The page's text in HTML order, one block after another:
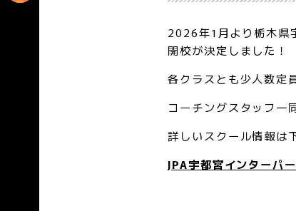
2026年1月より栃木県
開校が決定しました！
各クラスとも少人数定
コーチングスタッフ一
詳しいスクール情報は
JPA宇都宮インターパ